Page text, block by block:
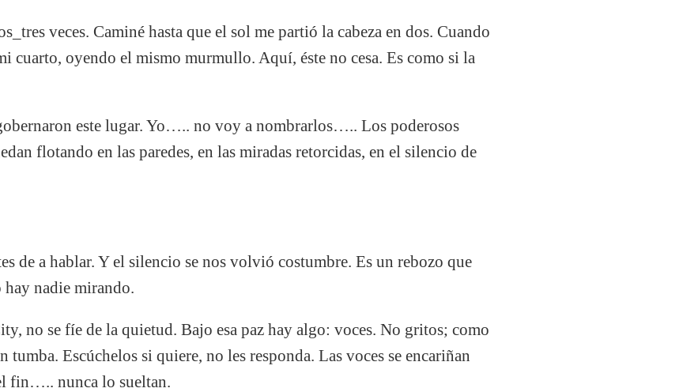
veces. Caminé hasta que el sol me partió la cabeza en dos. Cuando
cuarto, oyendo el mismo murmullo. Aquí, éste no cesa. Es como si la
este lugar. Yo….. no voy a nombrarlos….. Los poderosos
flotando en las paredes, en las miradas retorcidas, en el silencio de
de a hablar. Y el silencio se nos volvió costumbre. Es un rebozo que
nadie mirando.
no se fíe de la quietud. Bajo esa paz hay algo: voces. No gritos; como
tumba. Escúchelos si quiere, no les responda. Las voces se encariñan
fin….. nunca lo sueltan.